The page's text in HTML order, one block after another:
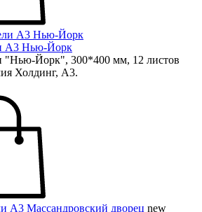
А3 Нью-Йорк
"Нью-Йорк", 300*400 мм, 12 листов
Холдинг, А3.
new